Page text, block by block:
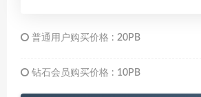
普通用户购买价格 : 20PB
钻石会员购买价格 : 10PB